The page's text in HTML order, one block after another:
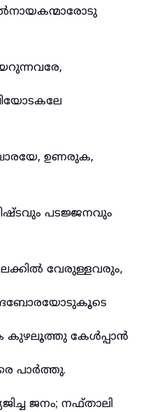
ഉണരുക,
പടജ്ജനവും
വേരുള്ളവരും,
ദെബോരയോടുകൂടെ
കുഴലൂത്തു കേൾപ്പാൻ
പാർത്തു.
ജനം; നഫ്താലി